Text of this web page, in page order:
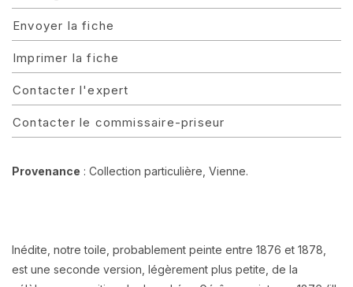
Envoyer la fiche
Imprimer la fiche
Contacter l'expert
Contacter le commissaire-priseur
Provenance : Collection particulière, Vienne.
Inédite, notre toile, probablement peinte entre 1876 et 1878,
est une seconde version, légèrement plus petite, de la